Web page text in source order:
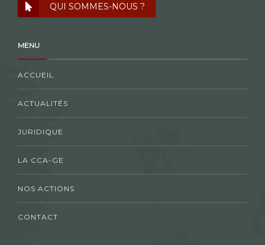
QUI SOMMES-NOUS ?
MENU
ACCUEIL
ACTUALITÉS
JURIDIQUE
LA CCA-GE
NOS ACTIONS
CONTACT